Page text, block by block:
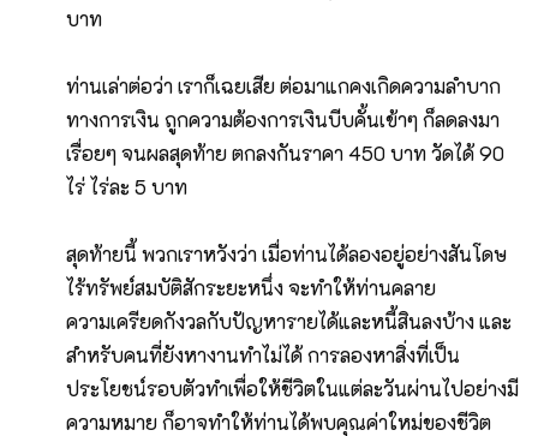
บาท
​ท่านเล่าต่อว่า เราก็เฉยเสีย ต่อมาแกคงเกิดความลำบาก
ทางการเงิน ถูกความต้องการเงินบีบคั้นเข้าๆ ก็ลดลงมา
เรื่อยๆ จนผลสุดท้าย ตกลงกันราคา 450 บาท วัดได้ 90
ไร่ ไร่ละ 5 บาท
สุดท้ายนี้ พวกเราหวังว่า เมื่อท่านได้ลองอยู่อย่างสันโดษ
ไร้ทรัพย์สมบัติสักระยะหนึ่ง จะทำให้ท่านคลาย
ความเครียดกังวลกับปัญหารายได้และหนี้สินลงบ้าง และ
สำหรับคนที่ยังหางานทำไม่ได้ การลองหาสิ่งที่เป็น
ประโยชน์รอบตัวทำเพื่อให้ชีวิตในแต่ละวันผ่านไปอย่างมี
ความหมาย ก็อาจทำให้ท่านได้พบคุณค่าใหม่ของชีวิต